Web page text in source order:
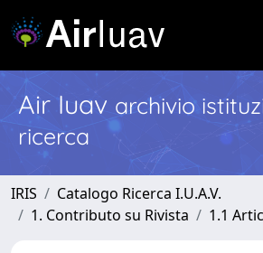
Air Iuav archivio
ricerca
IRIS
Catalogo Ricerca I.U.A.V.
1. Contributo su Rivista
1.1